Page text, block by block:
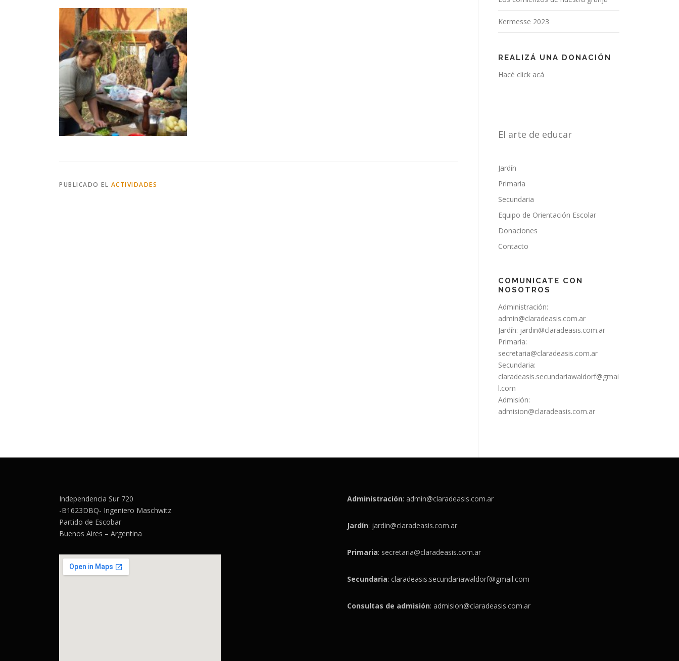
PUBLICADO EL ACTIVIDADES
Kermesse 2023
REALIZÁ UNA DONACIÓN
Hacé click acá
El arte de educar
Jardín
Primaria
Secundaria
Equipo de Orientación Escolar
Donaciones
Contacto
COMUNICATE CON
NOSOTROS
Administración:
admin@claradeasis.com.ar
Jardín: jardin@claradeasis.com.ar
Primaria:
secretaria@claradeasis.com.ar
Secundaria:
claradeasis.secundariawaldorf@gmai
l.com
Admisión:
admision@claradeasis.com.ar
Independencia Sur 720
-B1623DBQ- Ingeniero Maschwitz
Partido de Escobar
Buenos Aires – Argentina
Administración: admin@claradeasis.com.ar
Jardín: jardin@claradeasis.com.ar
Primaria: secretaria@claradeasis.com.ar
Secundaria: claradeasis.secundariawaldorf@gmail.com
Consultas de admisión: admision@claradeasis.com.ar